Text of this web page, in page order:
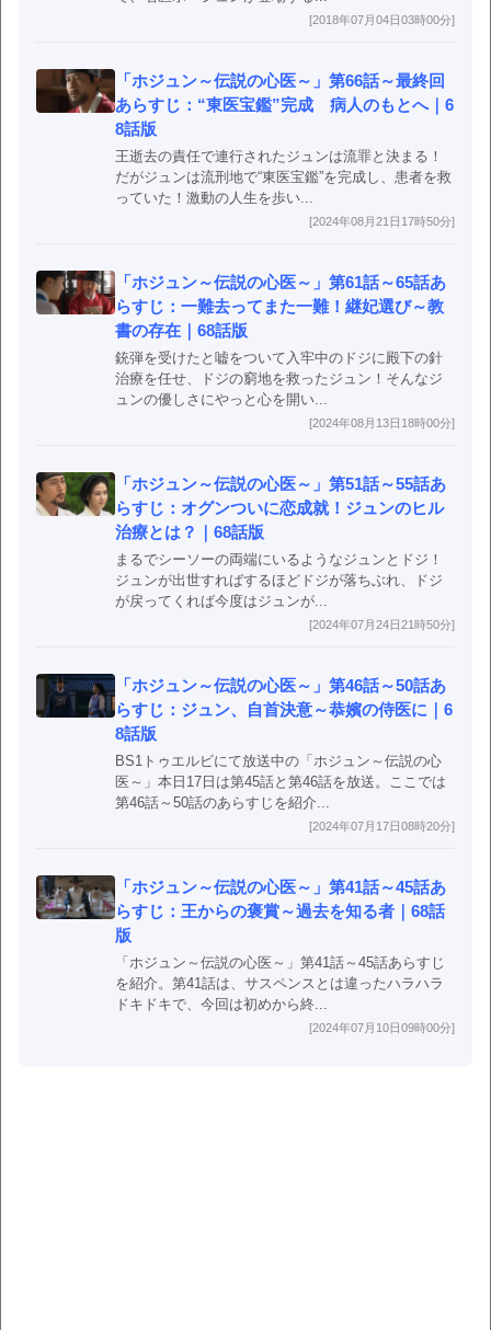
[2018年07月04日03時00分]
「ホジュン～伝説の心医～」第66話～最終回
あらすじ：“東医宝鑑”完成 病人のもとへ｜6
8話版
王逝去の責任で連行されたジュンは流罪と決まる！
だがジュンは流刑地で“東医宝鑑”を完成し、患者を救
っていた！激動の人生を歩い...
[2024年08月21日17時50分]
「ホジュン～伝説の心医～」第61話～65話あ
らすじ：一難去ってまた一難！継妃選び～教
書の存在｜68話版
銃弾を受けたと嘘をついて入牢中のドジに殿下の針
治療を任せ、ドジの窮地を救ったジュン！そんなジ
ュンの優しさにやっと心を開い...
[2024年08月13日18時00分]
「ホジュン～伝説の心医～」第51話～55話あ
らすじ：オグンついに恋成就！ジュンのヒル
治療とは？｜68話版
まるでシーソーの両端にいるようなジュンとドジ！
ジュンが出世すればするほどドジが落ちぶれ、ドジ
が戻ってくれば今度はジュンが...
[2024年07月24日21時50分]
「ホジュン～伝説の心医～」第46話～50話あ
らすじ：ジュン、自首決意～恭嬪の侍医に｜6
8話版
BS1トゥエルビにて放送中の「ホジュン～伝説の心
医～」本日17日は第45話と第46話を放送。ここでは
第46話～50話のあらすじを紹介...
[2024年07月17日08時20分]
「ホジュン～伝説の心医～」第41話～45話あ
らすじ：王からの褒賞～過去を知る者｜68話
版
「ホジュン～伝説の心医～」第41話～45話あらすじ
を紹介。第41話は、サスペンスとは違ったハラハラ
ドキドキで、今回は初めから終...
[2024年07月10日09時00分]